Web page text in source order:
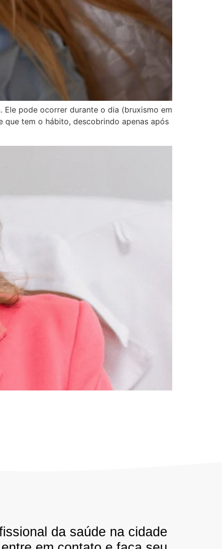
pode ocorrer durante o dia (bruxismo em
que tem o hábito, descobrindo apenas após
da saúde na cidade